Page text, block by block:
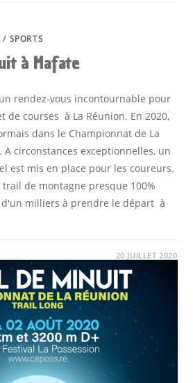
/ SPORTS
à Mafate
rendez-vous incontournable pour
de courses à La Réunion. En 2020,
dans le Championnat de La
A circonstances exceptionnelles, un
est mis en place pour les coureurs.
de montagne presque 100%
milliers à prendre le départ à
20 JUILLET 2020